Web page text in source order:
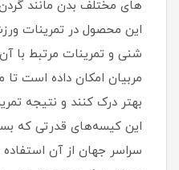
های مختلف بدن مانند
این محصول در تمرینات
شنی و تمرینات مرتبط با
مربیان امکان داده است تا
بهتر درک کنند و نتیجه
این کیسه‌های قدرتی که
سراسر جهان از آن